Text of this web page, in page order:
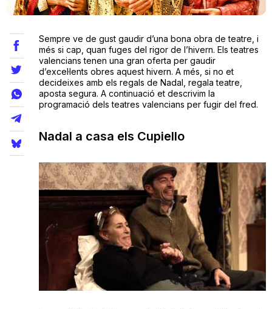
Opinió
Llibres
La Llista
Llocs
Sempre ve de gust gaudir d’una bona obra de teatre, i
més si cap, quan fuges del rigor de l’hivern. Els teatres
valencians tenen una gran oferta per gaudir
d’excel·lents obres aquest hivern. A més, si no et
decideixes amb els regals de Nadal, regala teatre,
aposta segura. A continuació et descrivim la
programació dels teatres valencians per fugir del fred.
Nadal a casa els Cupiello